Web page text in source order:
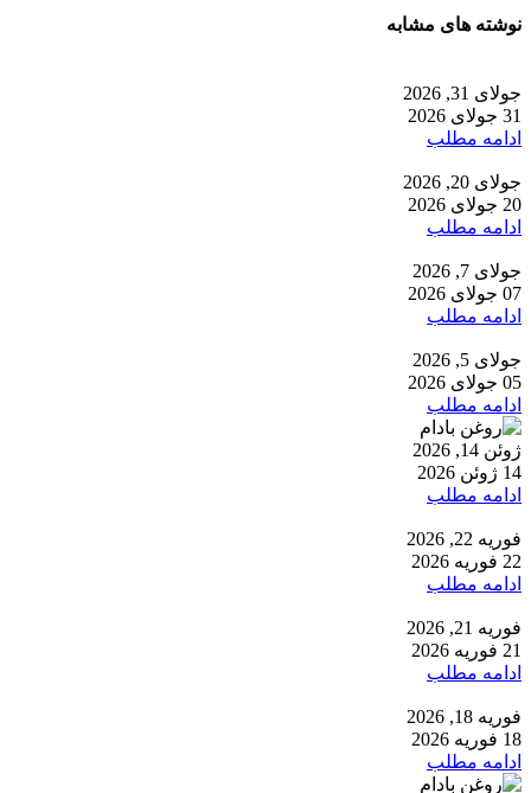
نوشته های مشابه
جولای 31, 2026
31 جولای 2026
ادامه مطلب
جولای 20, 2026
20 جولای 2026
ادامه مطلب
جولای 7, 2026
07 جولای 2026
ادامه مطلب
جولای 5, 2026
05 جولای 2026
ادامه مطلب
ژوئن 14, 2026
14 ژوئن 2026
ادامه مطلب
فوریه 22, 2026
22 فوریه 2026
ادامه مطلب
فوریه 21, 2026
21 فوریه 2026
ادامه مطلب
فوریه 18, 2026
18 فوریه 2026
ادامه مطلب